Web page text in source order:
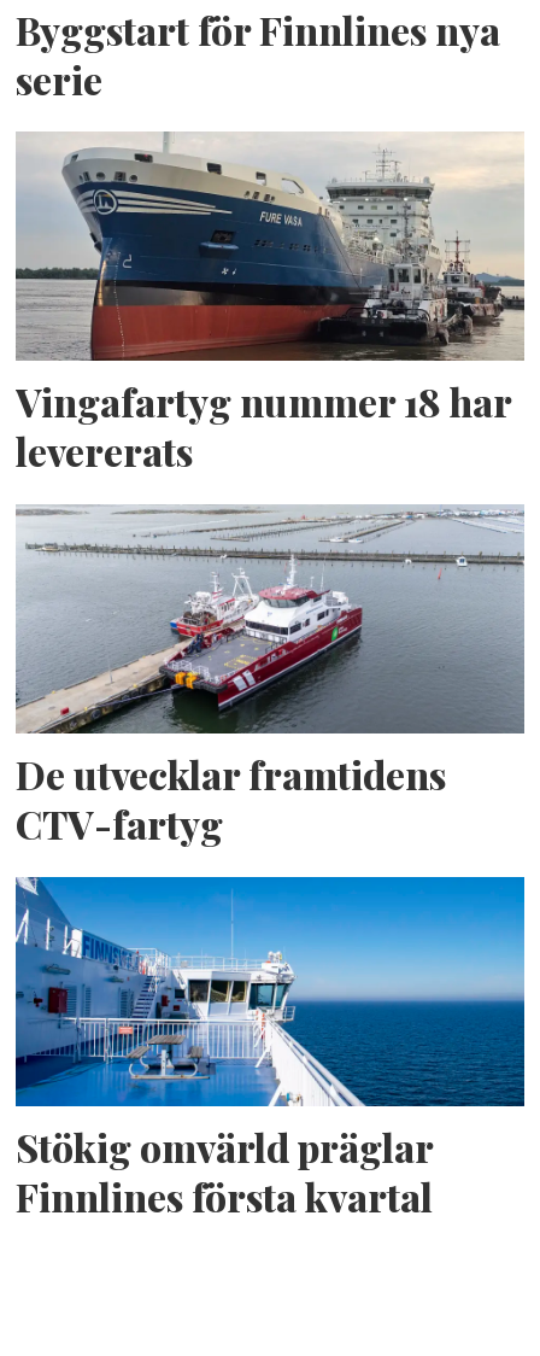
Byggstart för Finnlines nya
serie
Vingafartyg nummer 18 har
levererats
De utvecklar framtidens
CTV-fartyg
Stökig omvärld präglar
Finnlines första kvartal